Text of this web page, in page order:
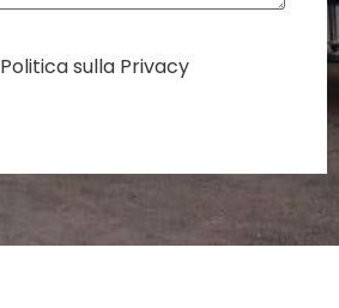
Politica sulla Privacy